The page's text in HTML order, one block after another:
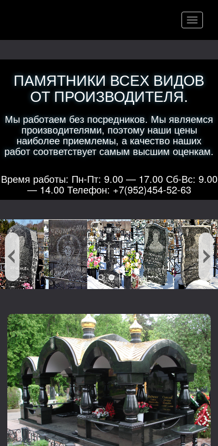
Меню
ПАМЯТНИКИ ВСЕХ ВИДОВ
ОТ ПРОИЗВОДИТЕЛЯ.
Мы работаем без посредников. Мы являемся
производителями, поэтому наши цены
наиболее приемлемы, а качество наших
работ соответствует самым высшим оценкам.
Время работы: Пн-Пт: 9.00 — 17.00 Сб-Вс: 9.00
— 14.00 Телефон: +7(952)454-52-63